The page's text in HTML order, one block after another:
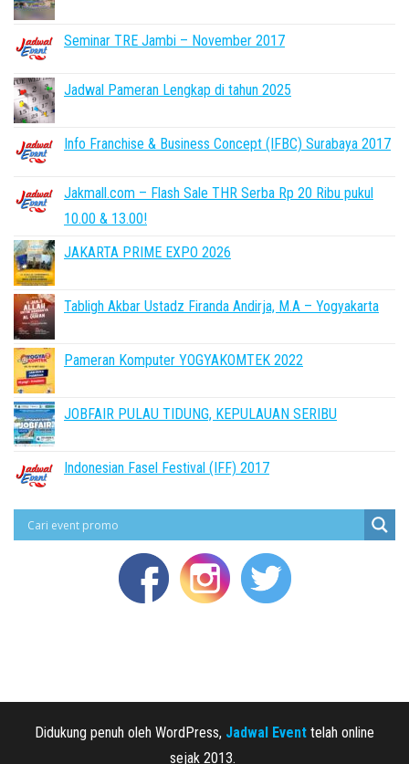
Seminar TRE Jambi – November 2017
Jadwal Pameran Lengkap di tahun 2025
Info Franchise & Business Concept (IFBC) Surabaya 2017
Jakmall.com – Flash Sale THR Serba Rp 20 Ribu pukul
10.00 & 13.00!
JAKARTA PRIME EXPO 2026
Tabligh Akbar Ustadz Firanda Andirja, M.A – Yogyakarta
Pameran Komputer YOGYAKOMTEK 2022
JOBFAIR PULAU TIDUNG, KEPULAUAN SERIBU
Indonesian Fasel Festival (IFF) 2017
Didukung penuh oleh WordPress, Jadwal Event telah online
sejak 2013.